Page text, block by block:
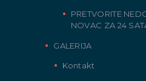
PRETVORITE
NOVAC ZA 24
GALERIJA
Kontakt